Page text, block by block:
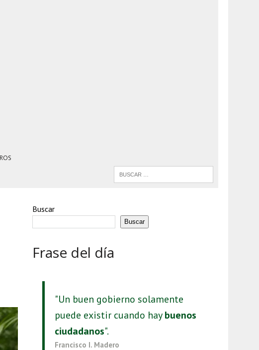
Buscar
Buscar
Frase del día
"Un buen gobierno solamente
puede existir cuando haybuenos
ciudadanos".
Francisco I. Madero